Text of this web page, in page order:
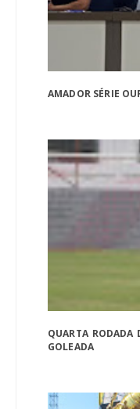
AMADOR SÉRIE
QUARTA RODADA
GOLEADA